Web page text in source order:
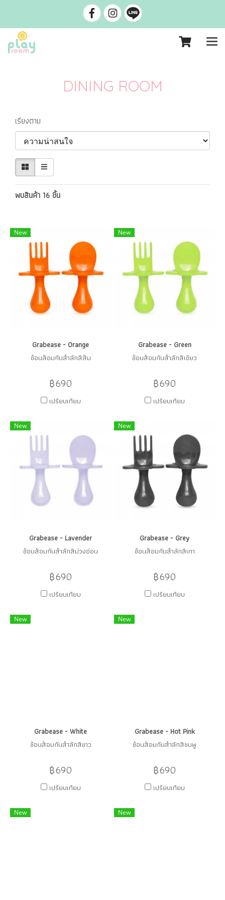
DINING ROOM
เรียงตาม
พบสินค้า 16 ชิ้น
New
Grabease - Orange
ช้อนส้อมกันสำลักสีส้ม
฿690
เปรียบเทียบ
New
Grabease - Green
ช้อนส้อมกันสำลักสีเขียว
฿690
เปรียบเทียบ
New
Grabease - Lavender
ช้อนส้อมกันสำลักสีม่วงอ่อน
฿690
เปรียบเทียบ
New
Grabease - Grey
ช้อนส้อมกันสำลักสีเทา
฿690
เปรียบเทียบ
New
Grabease - White
ช้อนส้อมกันสำลักสีขาว
฿690
เปรียบเทียบ
New
Grabease - Hot Pink
ช้อนส้อมกันสำลักสีชมพู
฿690
เปรียบเทียบ
New New